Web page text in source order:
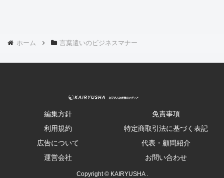
ホーム 言葉遣いのビジネスマナー
編集方針
免責事項
利用規約
特定商取引法に基づく表記
広告について
代表・顧問紹介
運営会社
お問い合わせ
Copyright © KAIRYUSHA .